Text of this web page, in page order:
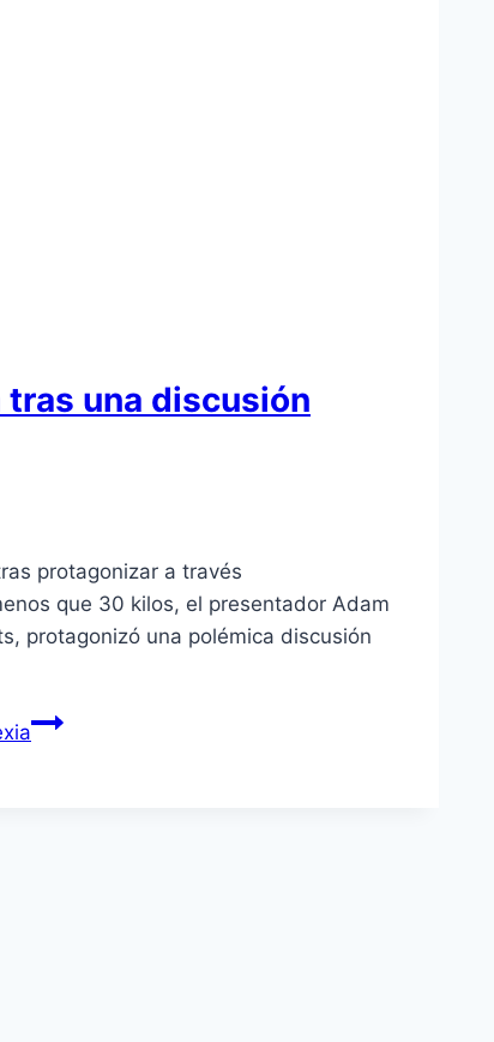
tras una discusión
protagonizar a través
que 30 kilos, el presentador Adam
protagonizó una polémica discusión